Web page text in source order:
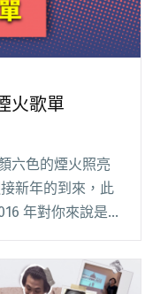
火歌單
六色的煙火照亮
新年的到來，此
年對你來說是怎
你又是選擇如何
演；和三五好友
的一年更燦爛！